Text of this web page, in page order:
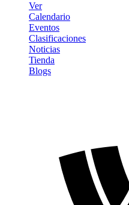
Ver
Calendario
Eventos
Clasificaciones
Noticias
Tienda
Blogs